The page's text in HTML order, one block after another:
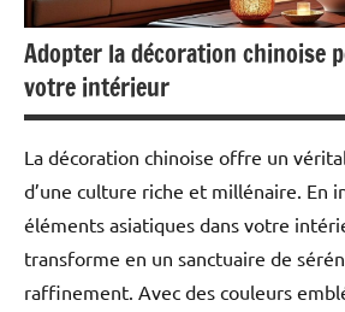
Adopter la décoration chinoise
votre intérieur
La décoration chinoise offre un
d’une culture riche et millénaire. En
éléments asiatiques dans votre
transforme en un sanctuaire de
raffinement. Avec des couleurs